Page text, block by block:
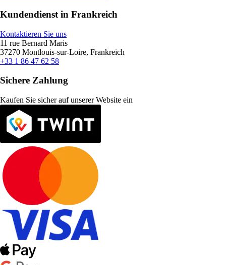
Kundendienst in Frankreich
Kontaktieren Sie uns
11 rue Bernard Maris
37270 Montlouis-sur-Loire, Frankreich
+33 1 86 47 62 58
Sichere Zahlung
Kaufen Sie sicher auf unserer Website ein